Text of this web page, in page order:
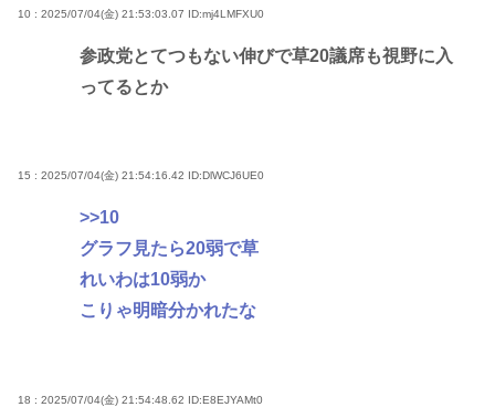
10 : 2025/07/04(金) 21:53:03.07 ID:mj4LMFXU0
参政党とてつもない伸びで草20議席も視野に入
ってるとか
15 : 2025/07/04(金) 21:54:16.42 ID:DlWCJ6UE0
>>10
グラフ見たら20弱で草
れいわは10弱か
こりゃ明暗分かれたな
18 : 2025/07/04(金) 21:54:48.62 ID:E8EJYAMt0